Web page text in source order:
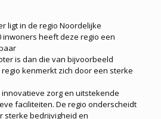
ligt in de regio Noordelijke
inwoners heeft deze regio een
is dan die van bijvoorbeeld
kenmerkt zich door een sterke
zorg en uitstekende
faciliteiten. De regio onderscheidt
sterke bedrijvigheid en